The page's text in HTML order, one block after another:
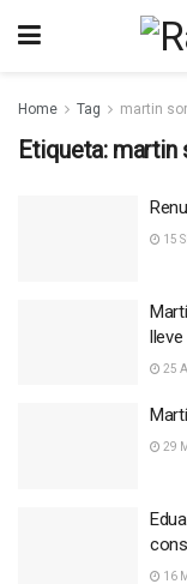
Home Tag martin
Etiqueta: martin
15
25
29
16